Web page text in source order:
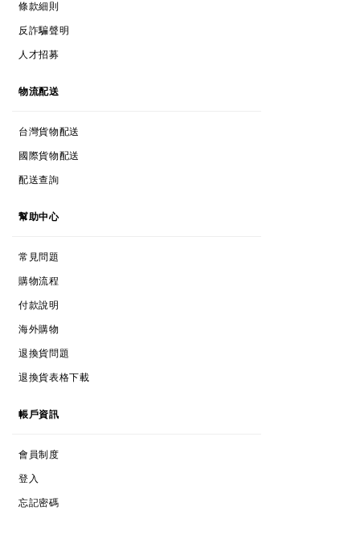
條款細則
ANTI-FRAUD POLICY
反詐騙聲明
CAREERS
人才招募
物流配送
台灣貨物配送
INTERNATIONAL POSTAGE
國際貨物配送
TRACK MY ORDER
配送查詢
幫助中心
常見問題
SHOPPING PROCESS
購物流程
PAYMENTS
付款說明
INTERNATIONAL SHOPPING
海外購物
RETURNS & EXCHANGES
退換貨問題
RETURNS & EXCHANGES FORM
退換貨表格下載
帳戶資訊
會員制度
LOG IN
登入
FORGOT PASSWORD
忘記密碼